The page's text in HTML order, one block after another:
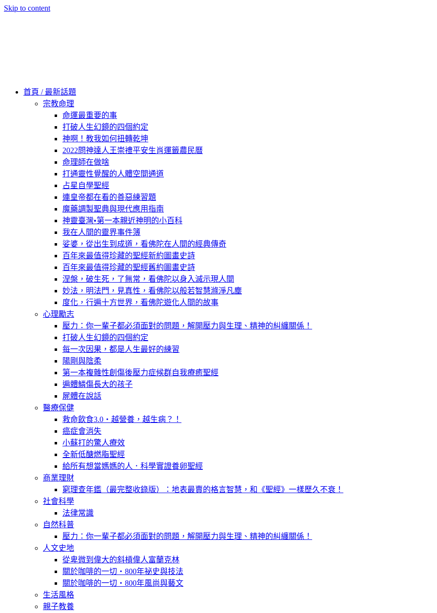
Skip to content
首頁 / 最新話題
宗教命理
命運最重要的事
打破人生幻鏡的四個約定
神啊！教我如何扭轉乾坤
2022問神達人王崇禮平安生肖運籤農民曆
命理師在做啥
打通靈性覺醒的人體空間通道
占星自學聖經
連皇帝都在看的善惡練習題
魔藥調製聖典與現代應用指南
神靈臺灣•第一本親近神明的小百科
我在人間的靈界事件簿
娑婆，從出生到成道，看佛陀在人間的經典傳奇
百年來最值得珍藏的聖經新約圖畫史詩
百年來最值得珍藏的聖經舊約圖畫史詩
涅槃，破生死，了無常，看佛陀以身入滅示現人間
妙法，明法門，見真性，看佛陀以般若智慧滌淨凡塵
度化，行遍十方世界，看佛陀遊化人間的故事
心理勵志
壓力：你一輩子都必須面對的問題，解開壓力與生理、精神的糾纏關係！
打破人生幻鏡的四個約定
每一次因果，都是人生最好的練習
陽剛與陰柔
第一本複雜性創傷後壓力症候群自我療癒聖經
遍體鱗傷長大的孩子
屍體在說話
醫療保健
救命飲食3.0‧越營養，越生病？！
癌症會消失
小蘇打的驚人療效
全新低醣燃脂聖經
給所有想當媽媽的人．科學實證養卵聖經
商業理財
窮理查年鑑（最完整收錄版）：地表最賣的格言智慧，和《聖經》一樣歷久不衰！
社會科學
法律常識
自然科普
壓力：你一輩子都必須面對的問題，解開壓力與生理、精神的糾纏關係！
人文史地
從卑微到偉大的斜槓偉人富蘭克林
關於咖啡的一切‧800年祕史與技法
關於咖啡的一切‧800年風尚與藝文
生活風格
親子教養